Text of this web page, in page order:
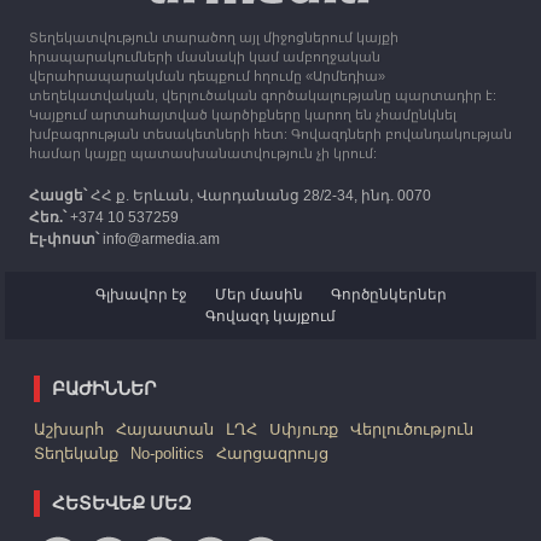
12:25 30.09.2023
Հայաստան է ժամանել բռնի տեղահանված 100
հազար 417 արցախցի
Տեղեկատվություն տարածող այլ միջոցներում կայքի
հրապարակումների մասնակի կամ ամբողջական
վերահրապարակման դեպքում հղումը «Արմեդիա»
տեղեկատվական, վերլուծական գործակալությանը պարտադիր է:
Կայքում արտահայտված կարծիքները կարող են չհամընկնել
խմբագրության տեսակետների հետ: Գովազդների բովանդակության
համար կայքը պատասխանատվություն չի կրում:
Հասցե՝ՀՀ ք. Երևան, Վարդանանց 28/2-34, ինդ. 0070
Հեռ.՝+374 10 537259
Էլ-փոստ՝info@armedia.am
Գլխավոր էջ Մեր մասին
Գործընկերներ
Գովազդ կայքում
ԲԱԺԻՆՆԵՐ
Աշխարհ Հայաստան ԼՂՀ Սփյուռք
Վերլուծություն
Տեղեկանք
No-politics Հարցազրույց
ՀԵՏԵՎԵՔ ՄԵԶ